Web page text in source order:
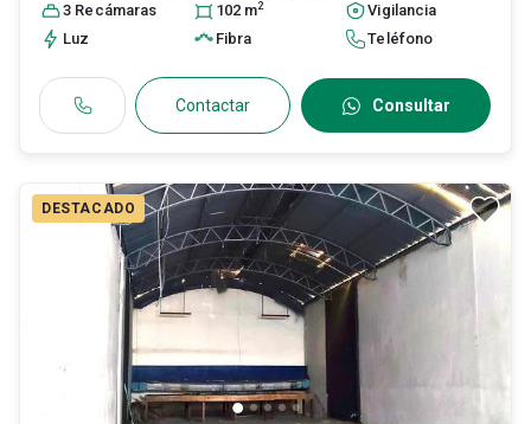
3 Recámaras 102 m2
Vigilancia
Luz
Fibra Teléfono
Contactar Consultar
DESTACADO